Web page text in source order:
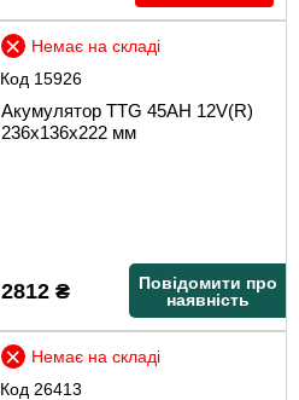
Код 15926
Немає на складі
Акумулятор TTG 45AH 12V(R)
236х136х222 мм
2812₴
Повідомити про
наявність
Код 26413
Немає на складі